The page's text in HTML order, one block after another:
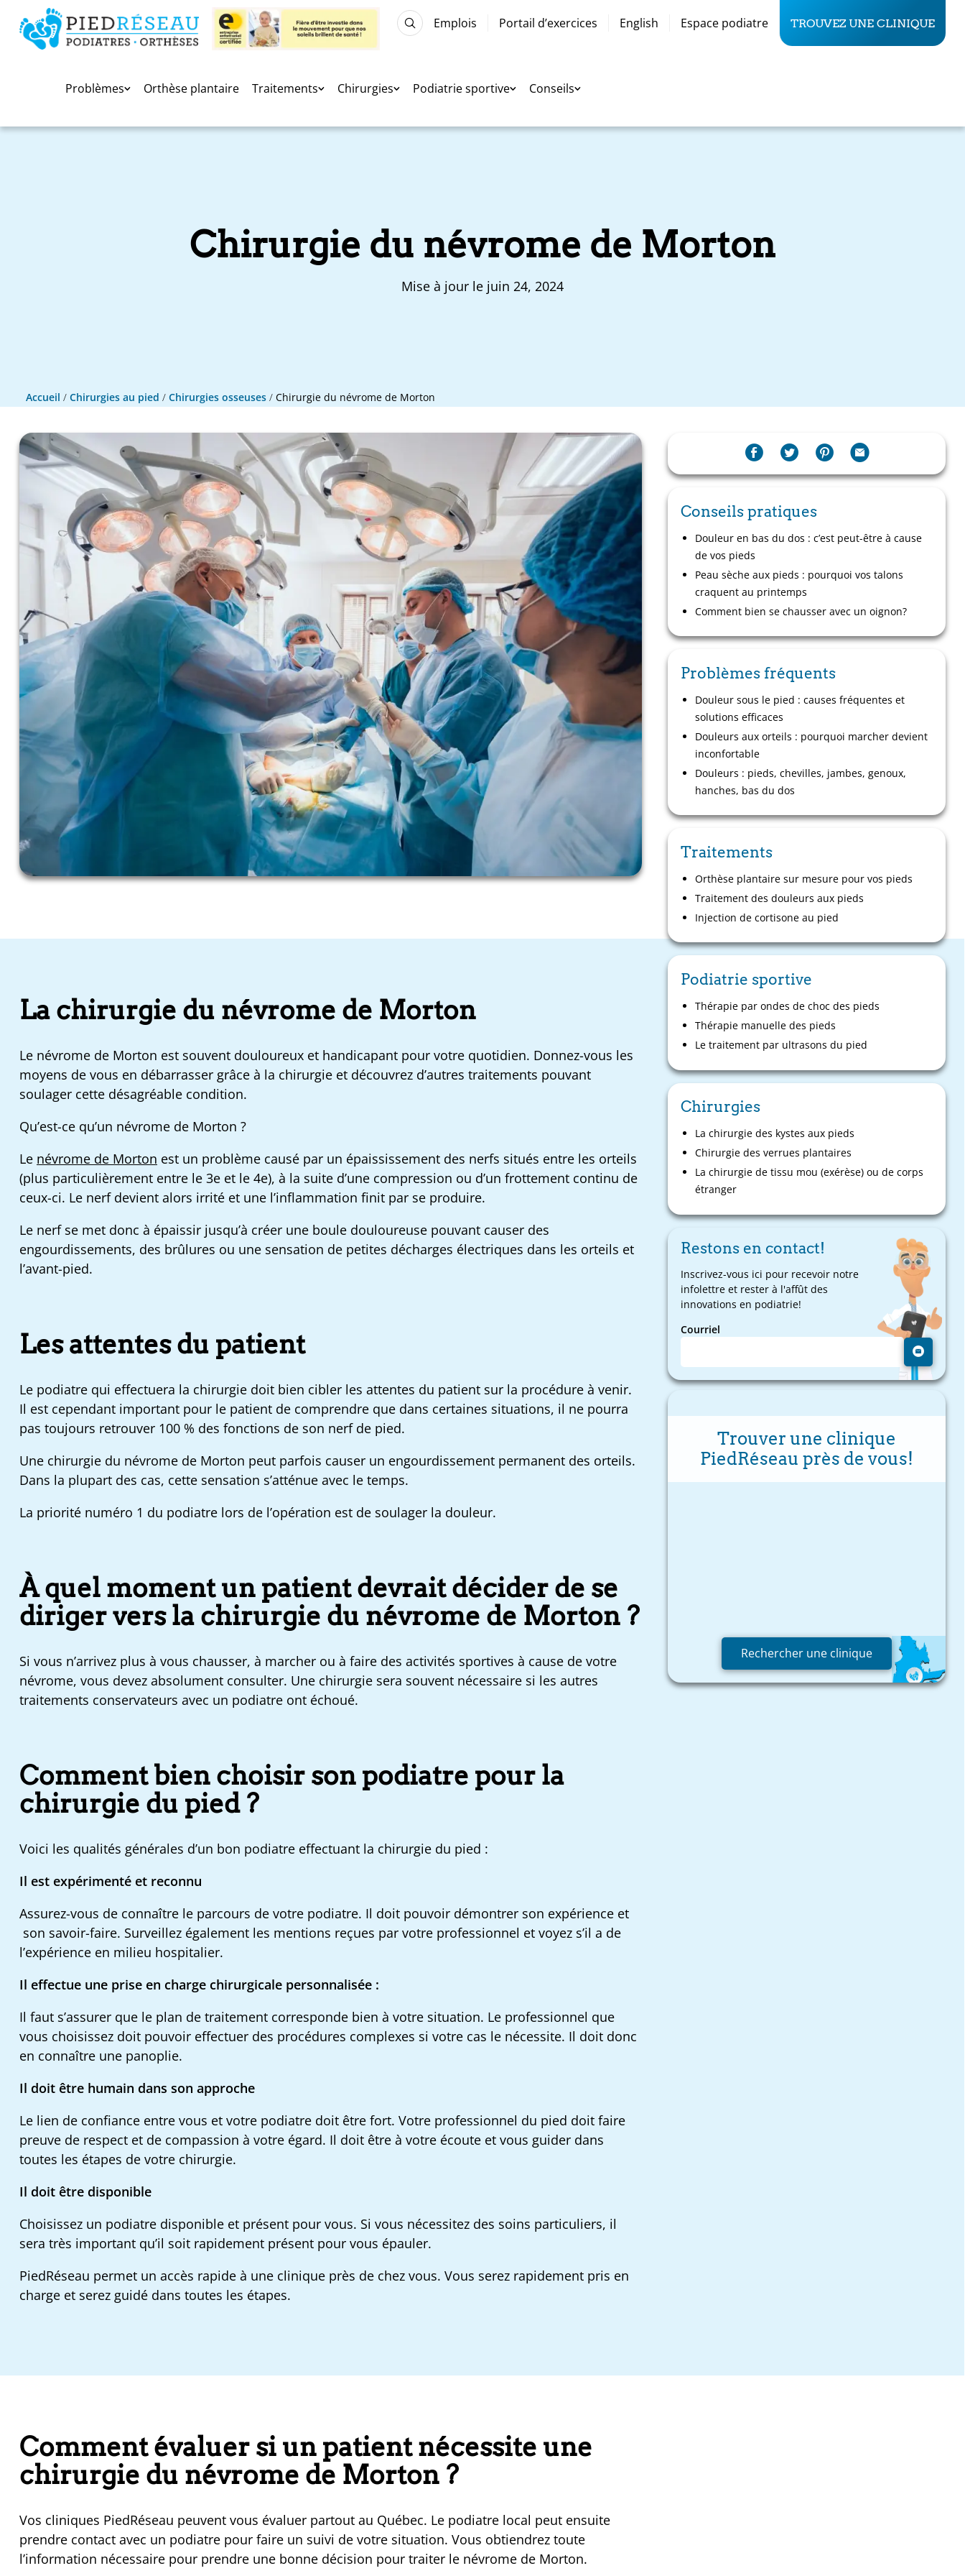
Problèmes Orthèse plantaire Traitements Chirurgies Podiatrie sportive Conseils
Emplois Portail d’exercices English Espace podiatre TROUVEZ UNE CLINIQUE
Chirurgie du névrome de Morton
Mise à jour le juin 24, 2024
Accueil / Chirurgies au pied / Chirurgies osseuses / Chirurgie du névrome de Morton
La chirurgie du névrome de Morton
Le névrome de Morton est souvent douloureux et handicapant pour votre quotidien. Donnez-vous les
moyens de vous en débarrasser grâce à la chirurgie et découvrez d’autres traitements pouvant
soulager cette désagréable condition.
Qu’est-ce qu’un névrome de Morton ?
Le névrome de Morton est un problème causé par un épaississement des nerfs situés entre les orteils
(plus particulièrement entre le 3e et le 4e), à la suite d’une compression ou d’un frottement continu de
ceux-ci. Le nerf devient alors irrité et une l’inflammation finit par se produire.
Le nerf se met donc à épaissir jusqu’à créer une boule douloureuse pouvant causer des
engourdissements, des brûlures ou une sensation de petites décharges électriques dans les orteils et
l’avant-pied.
Les attentes du patient
Le podiatre qui effectuera la chirurgie doit bien cibler les attentes du patient sur la procédure à venir.
Il est cependant important pour le patient de comprendre que dans certaines situations, il ne pourra
pas toujours retrouver 100 % des fonctions de son nerf de pied.
Une chirurgie du névrome de Morton peut parfois causer un engourdissement permanent des orteils.
Dans la plupart des cas, cette sensation s’atténue avec le temps.
La priorité numéro 1 du podiatre lors de l’opération est de soulager la douleur.
À quel moment un patient devrait décider de se
diriger vers la chirurgie du névrome de Morton ?
Si vous n’arrivez plus à vous chausser, à marcher ou à faire des activités sportives à cause de votre
névrome, vous devez absolument consulter. Une chirurgie sera souvent nécessaire si les autres
traitements conservateurs avec un podiatre ont échoué.
Comment bien choisir son podiatre pour la
chirurgie du pied ?
Voici les qualités générales d’un bon podiatre effectuant la chirurgie du pied :
Il est expérimenté et reconnu
Assurez-vous de connaître le parcours de votre podiatre. Il doit pouvoir démontrer son expérience et
son savoir-faire. Surveillez également les mentions reçues par votre professionnel et voyez s’il a de
l’expérience en milieu hospitalier.
Il effectue une prise en charge chirurgicale personnalisée :
Il faut s’assurer que le plan de traitement corresponde bien à votre situation. Le professionnel que
vous choisissez doit pouvoir effectuer des procédures complexes si votre cas le nécessite. Il doit donc
en connaître une panoplie.
Il doit être humain dans son approche
Le lien de confiance entre vous et votre podiatre doit être fort. Votre professionnel du pied doit faire
preuve de respect et de compassion à votre égard. Il doit être à votre écoute et vous guider dans
toutes les étapes de votre chirurgie.
Il doit être disponible
Choisissez un podiatre disponible et présent pour vous. Si vous nécessitez des soins particuliers, il
sera très important qu’il soit rapidement présent pour vous épauler.
PiedRéseau permet un accès rapide à une clinique près de chez vous. Vous serez rapidement pris en
charge et serez guidé dans toutes les étapes.
Comment évaluer si un patient nécessite une
chirurgie du névrome de Morton ?
Vos cliniques PiedRéseau peuvent vous évaluer partout au Québec. Le podiatre local peut ensuite
prendre contact avec un podiatre pour faire un suivi de votre situation. Vous obtiendrez toute
l’information nécessaire pour prendre une bonne décision pour traiter le névrome de Morton.
Conseils pratiques
Douleur en bas du dos : c’est peut-être à cause
de vos pieds
Peau sèche aux pieds : pourquoi vos talons
craquent au printemps
Comment bien se chausser avec un oignon?
Problèmes fréquents
Douleur sous le pied : causes fréquentes et
solutions efficaces
Douleurs aux orteils : pourquoi marcher devient
inconfortable
Douleurs : pieds, chevilles, jambes, genoux,
hanches, bas du dos
Traitements
Orthèse plantaire sur mesure pour vos pieds
Traitement des douleurs aux pieds
Injection de cortisone au pied
Podiatrie sportive
Thérapie par ondes de choc des pieds
Thérapie manuelle des pieds
Le traitement par ultrasons du pied
Chirurgies
La chirurgie des kystes aux pieds
Chirurgie des verrues plantaires
La chirurgie de tissu mou (exérèse) ou de corps
étranger
Restons en contact!
Inscrivez-vous ici pour recevoir notre
infolettre et rester à l'affût des
innovations en podiatrie!
Courriel
Trouver une clinique
PiedRéseau près de vous!
Rechercher une clinique